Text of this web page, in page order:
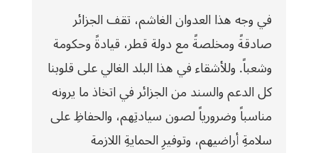
في وجه هذا العدوان الغاشم، تقف الجزائر
صادقةً ومخلصةً مع دولة قطر، قيادةً وحكومة
وشعباً. وللأشقاء في هذا البلد الغالي على قلوبنا
كل الدعم والسند من الجزائر في اتخاذ ما يرونه
مناسباً وضرورياً لصون سيادتِهم، والحفاظِ على
سلامةِ أراضيهم، وتوفيرِ الحمايةِ اللازمة